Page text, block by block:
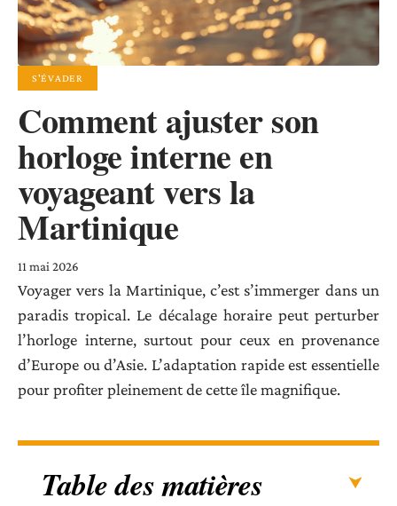
S'ÉVADER
Comment ajuster son
horloge interne en
voyageant vers la
Martinique
11 mai 2026
Voyager vers la Martinique, c’est s’immerger dans un
paradis tropical. Le décalage horaire peut perturber
l’horloge interne, surtout pour ceux en provenance
d’Europe ou d’Asie. L’adaptation rapide est essentielle
pour profiter pleinement de cette île magnifique.
Table des matières